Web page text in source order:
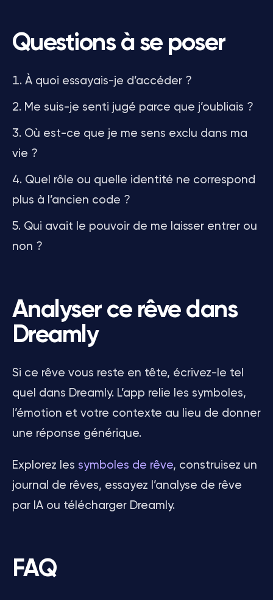
Questions à se poser
À quoi essayais-je d’accéder ?
Me suis-je senti jugé parce que j’oubliais ?
Où est-ce que je me sens exclu dans ma
vie ?
Quel rôle ou quelle identité ne correspond
plus à l’ancien code ?
Qui avait le pouvoir de me laisser entrer ou
non ?
Analyser ce rêve dans
Dreamly
Si ce rêve vous reste en tête, écrivez-le tel
quel dans Dreamly. L’app relie les symboles,
l’émotion et votre contexte au lieu de donner
une réponse générique.
Explorez les symboles de rêve, construisez un
journal de rêves, essayez l’analyse de rêve
par IA ou télécharger Dreamly.
FAQ